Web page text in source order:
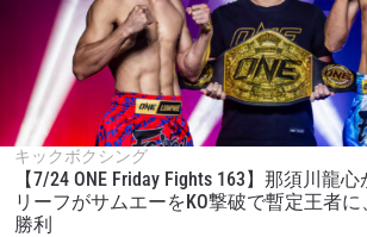
キックボクシング
【7/24 ONE Friday Fights 163】那須川龍
リーフがサムエーをKO撃破で暫定王者に
勝利